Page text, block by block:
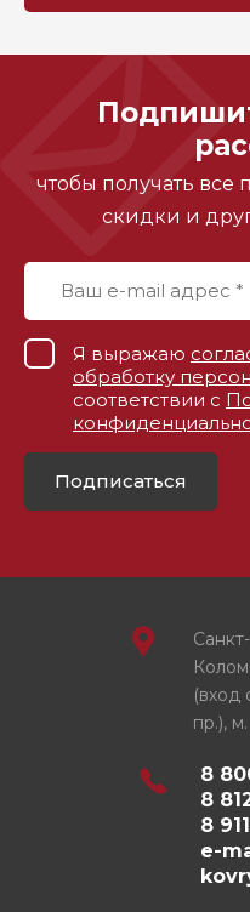
чтобы получать
скидки и
Я выражаю
обработку
соответствии с
Подписаться
(вход
пр.),
8
8
8
e-